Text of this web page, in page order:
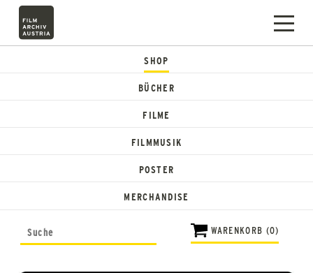
SHOP
BÜCHER
FILME
FILMMUSIK
POSTER
MERCHANDISE
WARENKORB (0)